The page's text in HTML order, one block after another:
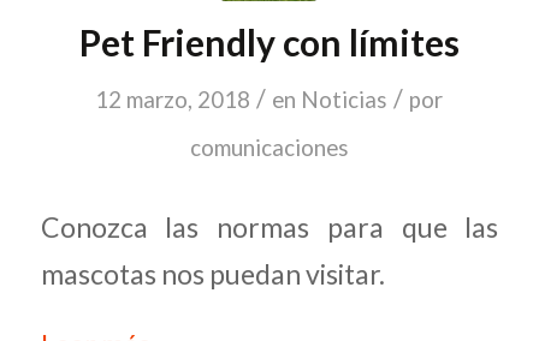
Pet Friendly con límites
12 marzo, 2018 / en Noticias / por
comunicaciones
Conozca las normas para que las
mascotas nos puedan visitar.